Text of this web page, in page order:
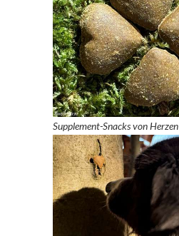
Supplement-Snacks von Herzen